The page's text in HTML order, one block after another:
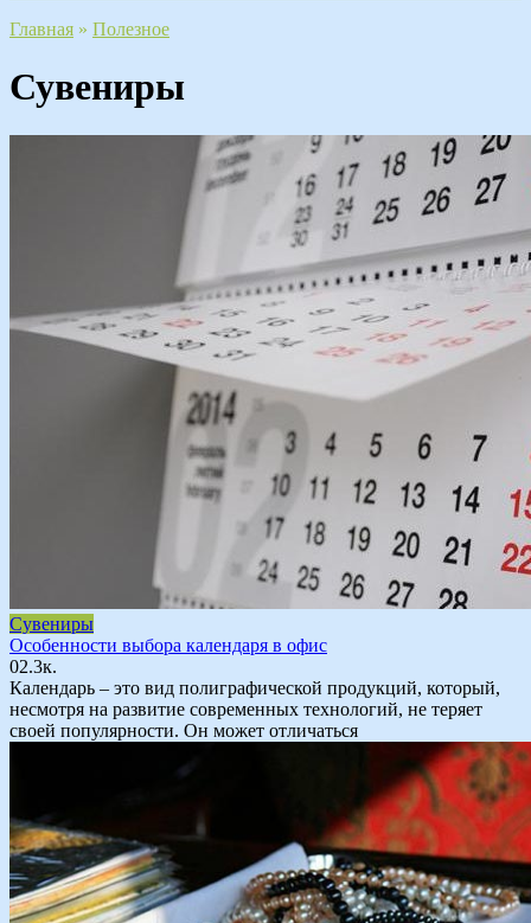
Главная » Полезное
Сувениры
Сувениры
Особенности выбора календаря в офис
02.3к.
Календарь – это вид полиграфической продукций, который,
несмотря на развитие современных технологий, не теряет
своей популярности. Он может отличаться